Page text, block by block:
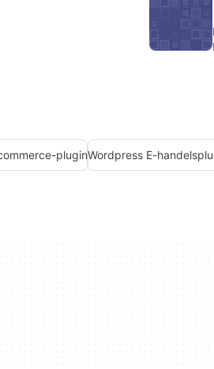
pluginWordpress E-